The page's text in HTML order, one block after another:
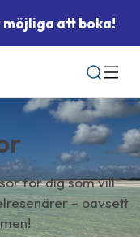
möjliga att boka!
Sök
för dig som vill
– oavsett